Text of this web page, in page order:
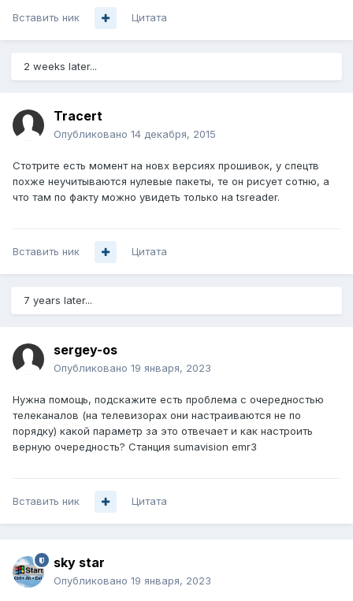
Вставить ник Цитата
2 weeks later...
Tracert
Опубликовано 14 декабря, 2015
Стотрите есть момент на новх версиях прошивок, у спецтв
похже неучитываются нулевые пакеты, те он рисует сотню, а
что там по факту можно увидеть только на tsreader.
Вставить ник Цитата
7 years later...
sergey-os
Опубликовано 19 января, 2023
Нужна помощь, подскажите есть проблема с очередностью
телеканалов (на телевизорах они настраиваются не по
порядку) какой параметр за это отвечает и как настроить
верную очередность? Станция sumavision emr3
Вставить ник Цитата
sky star
Опубликовано 19 января, 2023